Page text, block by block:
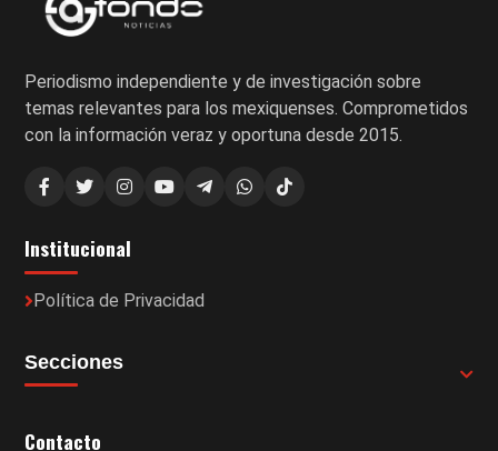
Periodismo independiente y de investigación sobre
temas relevantes para los mexiquenses. Comprometidos
con la información veraz y oportuna desde 2015.
Institucional
Política de Privacidad
Secciones
Contacto